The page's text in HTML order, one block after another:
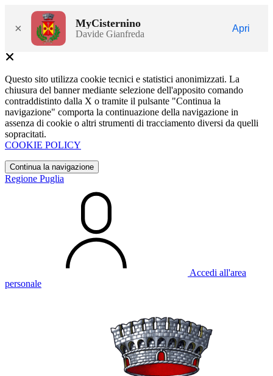
× MyCisternino
Davide Gianfreda
Apri
Questo sito utilizza cookie tecnici e statistici anonimizzati. La
chiusura del banner mediante selezione dell'apposito comando
contraddistinto dalla X o tramite il pulsante "Continua la
navigazione" comporta la continuazione della navigazione in
assenza di cookie o altri strumenti di tracciamento diversi da quelli
sopracitati.
COOKIE POLICY
Continua la navigazione
Regione Puglia
Accedi all'area
personale